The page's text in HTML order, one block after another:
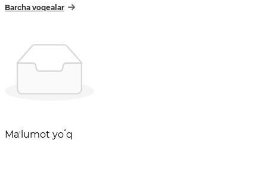
Barcha voqealar
Maʼlumot yoʻq